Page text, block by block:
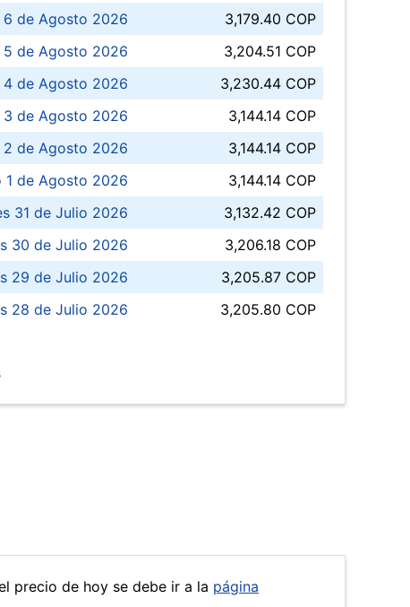
6 de Agosto 2026
3,179.40 COP
5 de Agosto 2026
3,204.51 COP
4 de Agosto 2026
3,230.44 COP
3 de Agosto 2026
3,144.14 COP
2 de Agosto 2026
3,144.14 COP
1 de Agosto 2026
3,144.14 COP
31 de Julio 2026
3,132.42 COP
30 de Julio 2026
3,206.18 COP
29 de Julio 2026
3,205.87 COP
28 de Julio 2026
3,205.80 COP
precio de hoy se debe ir a la página